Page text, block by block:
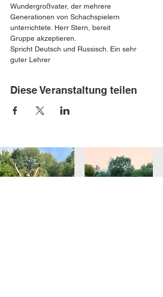
Wundergroßvater, der mehrere
Generationen von Schachspielern
unterrichtete. Herr Stern, bereit
Gruppe akzeptieren.
Spricht Deutsch und Russisch. Ein sehr
guter Lehrer
Diese Veranstaltung teilen